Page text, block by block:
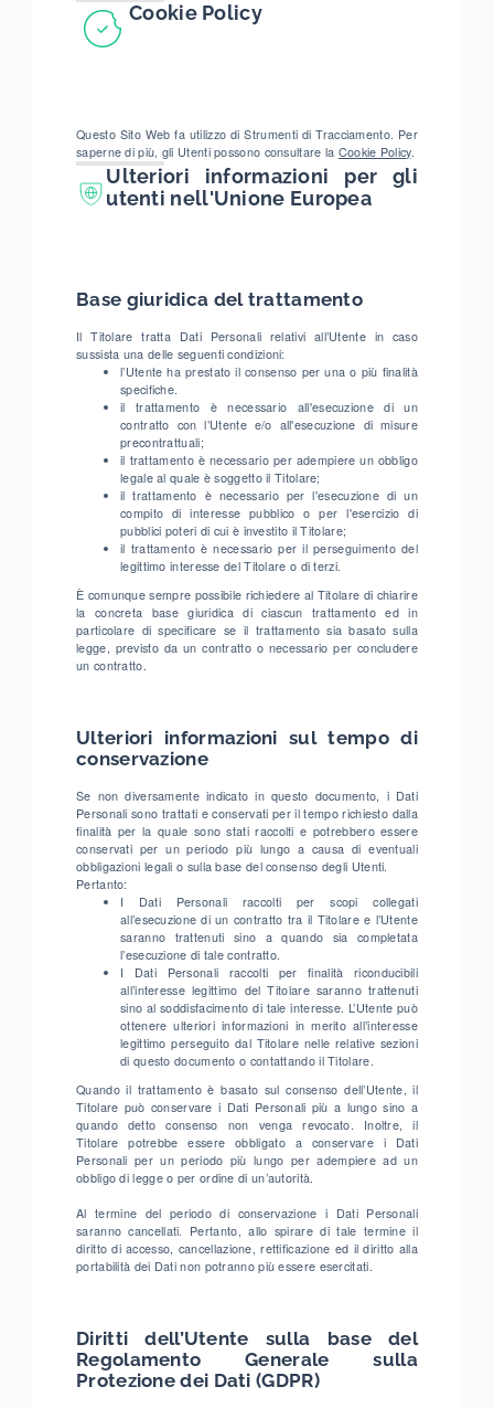
Cookie Policy
Questo Sito Web fa utilizzo di Strumenti di Tracciamento. Per
saperne di più, gli Utenti possono consultare la Cookie Policy.
Ulteriori informazioni per gli
utenti nell'Unione Europea
Base giuridica del trattamento
Il Titolare tratta Dati Personali relativi all’Utente in caso
sussista una delle seguenti condizioni:
l’Utente ha prestato il consenso per una o più finalità
specifiche.
il trattamento è necessario all'esecuzione di un
contratto con l’Utente e/o all'esecuzione di misure
precontrattuali;
il trattamento è necessario per adempiere un obbligo
legale al quale è soggetto il Titolare;
il trattamento è necessario per l'esecuzione di un
compito di interesse pubblico o per l'esercizio di
pubblici poteri di cui è investito il Titolare;
il trattamento è necessario per il perseguimento del
legittimo interesse del Titolare o di terzi.
È comunque sempre possibile richiedere al Titolare di chiarire
la concreta base giuridica di ciascun trattamento ed in
particolare di specificare se il trattamento sia basato sulla
legge, previsto da un contratto o necessario per concludere
un contratto.
Ulteriori informazioni sul tempo di
conservazione
Se non diversamente indicato in questo documento, i Dati
Personali sono trattati e conservati per il tempo richiesto dalla
finalità per la quale sono stati raccolti e potrebbero essere
conservati per un periodo più lungo a causa di eventuali
obbligazioni legali o sulla base del consenso degli Utenti.
Pertanto:
I Dati Personali raccolti per scopi collegati
all’esecuzione di un contratto tra il Titolare e l’Utente
saranno trattenuti sino a quando sia completata
l’esecuzione di tale contratto.
I Dati Personali raccolti per finalità riconducibili
all’interesse legittimo del Titolare saranno trattenuti
sino al soddisfacimento di tale interesse. L’Utente può
ottenere ulteriori informazioni in merito all’interesse
legittimo perseguito dal Titolare nelle relative sezioni
di questo documento o contattando il Titolare.
Quando il trattamento è basato sul consenso dell’Utente, il
Titolare può conservare i Dati Personali più a lungo sino a
quando detto consenso non venga revocato. Inoltre, il
Titolare potrebbe essere obbligato a conservare i Dati
Personali per un periodo più lungo per adempiere ad un
obbligo di legge o per ordine di un’autorità.
Al termine del periodo di conservazione i Dati Personali
saranno cancellati. Pertanto, allo spirare di tale termine il
diritto di accesso, cancellazione, rettificazione ed il diritto alla
portabilità dei Dati non potranno più essere esercitati.
Diritti dell’Utente sulla base del
Regolamento Generale sulla
Protezione dei Dati (GDPR)